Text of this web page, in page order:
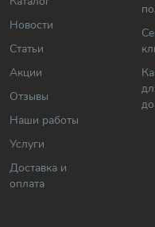
Новости
Статьи
Акции
Отзывы
Наши работы
Услуги
Доставка и
оплата